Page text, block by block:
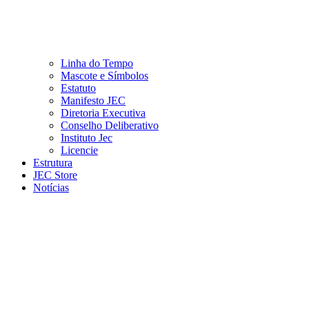
Linha do Tempo
Mascote e Símbolos
Estatuto
Manifesto JEC
Diretoria Executiva
Conselho Deliberativo
Instituto Jec
Licencie
Estrutura
JEC Store
Notícias